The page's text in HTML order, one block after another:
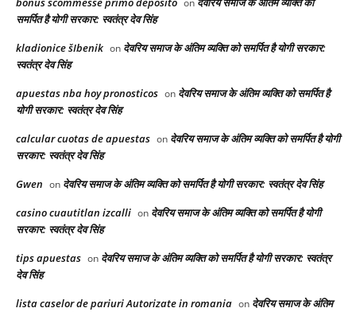
on
समर्पित है योगी सरकार: स्वतंत्र देव सिंह
kladionice šIbenik on देवरिय समाज के अंतिम व्यक्ति को समर्पित है योगी सरकार:
स्वतंत्र देव सिंह
apuestas nba hoy pronosticos on देवरिय समाज के अंतिम व्यक्ति को समर्पित है
योगी सरकार: स्वतंत्र देव सिंह
calcular cuotas de apuestas on देवरिय समाज के अंतिम व्यक्ति को समर्पित है योगी
सरकार: स्वतंत्र देव सिंह
Gwen on देवरिय समाज के अंतिम व्यक्ति को समर्पित है योगी सरकार: स्वतंत्र देव सिंह
casino cuautitlan izcalli on देवरिय समाज के अंतिम व्यक्ति को समर्पित है योगी
सरकार: स्वतंत्र देव सिंह
tips apuestas on देवरिय समाज के अंतिम व्यक्ति को समर्पित है योगी सरकार: स्वतंत्र
देव सिंह
lista caselor de pariuri Autorizate in romania on देवरिय समाज के अंतिम